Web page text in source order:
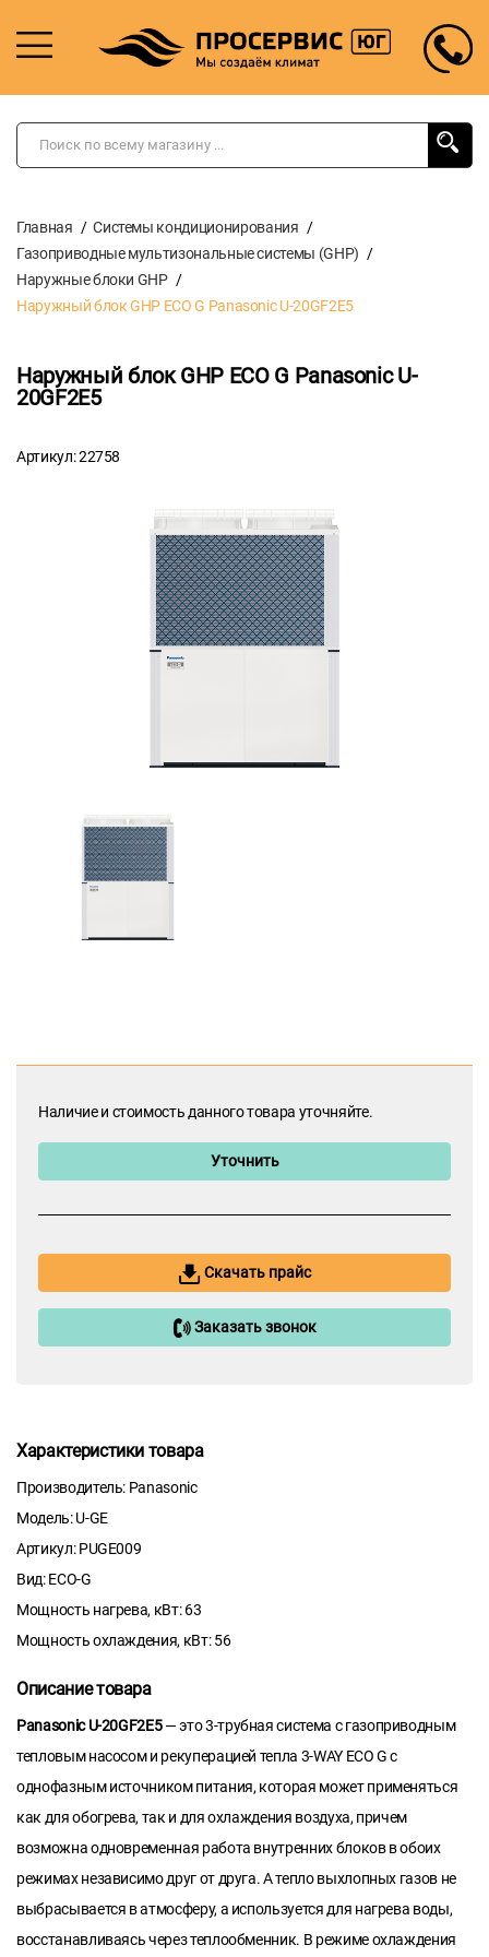
Главная
Системы кондиционирования
Газоприводные мультизональные системы (GHP)
Наружные блоки GHP
Наружный блок GHP ECO G Panasonic U-20GF2E5
Наружный блок GHP ECO G Panasonic U-
20GF2E5
Артикул: 22758
Наличие и стоимость данного товара уточняйте.
Уточнить
Скачать прайс
Заказать звонок
Характеристики товара
Производитель: Panasonic
Модель: U-GE
Артикул: PUGE009
Вид: ECO-G
Мощность нагрева, кВт: 63
Мощность охлаждения, кВт: 56
Описание товара
Panasonic U-20GF2E5— это 3-трубная система с газоприводным
тепловым насосом и рекуперацией тепла 3-WAY ECO G с
однофазным источником питания, которая может применяться
как для обогрева, так и для охлаждения воздуха, причем
возможна одновременная работа внутренних блоков в обоих
режимах независимо друг от друга. А тепло выхлопных газов не
выбрасывается в атмосферу, а используется для нагрева воды,
восстанавливаясь через теплообменник. В режиме охлаждения